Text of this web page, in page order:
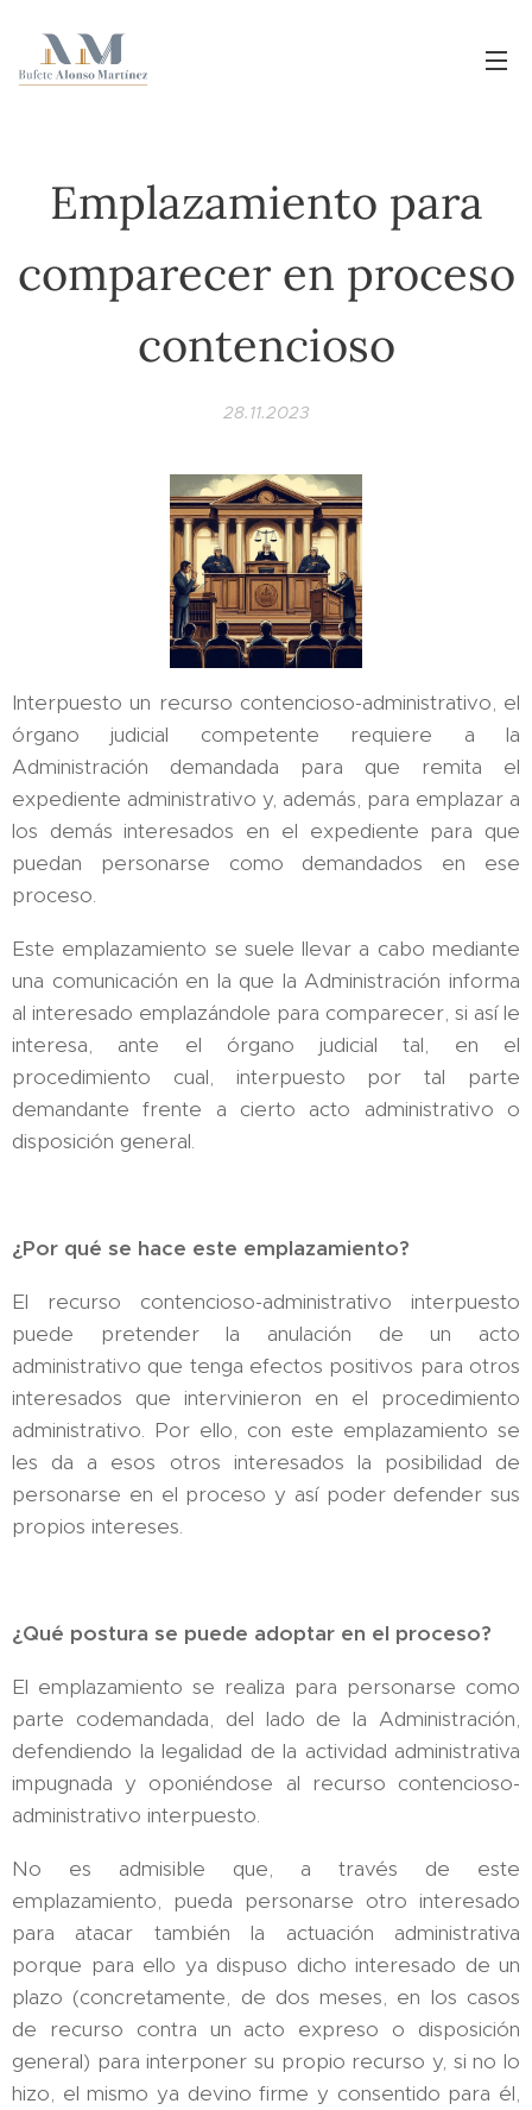
Emplazamiento para
comparecer en proceso
contencioso
28.11.2023
Interpuesto un recurso contencioso-administrativo, el
órgano judicial competente requiere a la
Administración demandada para que remita el
expediente administrativo y, además, para emplazar a
los demás interesados en el expediente para que
puedan personarse como demandados en ese
proceso.
Este emplazamiento se suele llevar a cabo mediante
una comunicación en la que la Administración informa
al interesado emplazándole para comparecer, si así le
interesa, ante el órgano judicial tal, en el
procedimiento cual, interpuesto por tal parte
demandante frente a cierto acto administrativo o
disposición general.
¿Por qué se hace este emplazamiento?
El recurso contencioso-administrativo interpuesto
puede pretender la anulación de un acto
administrativo que tenga efectos positivos para otros
interesados que intervinieron en el procedimiento
administrativo. Por ello, con este emplazamiento se
les da a esos otros interesados la posibilidad de
personarse en el proceso y así poder defender sus
propios intereses.
¿Qué postura se puede adoptar en el proceso?
El emplazamiento se realiza para personarse como
parte codemandada, del lado de la Administración,
defendiendo la legalidad de la actividad administrativa
impugnada y oponiéndose al recurso contencioso-
administrativo interpuesto.
No es admisible que, a través de este
emplazamiento, pueda personarse otro interesado
para atacar también la actuación administrativa
porque para ello ya dispuso dicho interesado de un
plazo (concretamente, de dos meses, en los casos
de recurso contra un acto expreso o disposición
general) para interponer su propio recurso y, si no lo
hizo, el mismo ya devino firme y consentido para él,